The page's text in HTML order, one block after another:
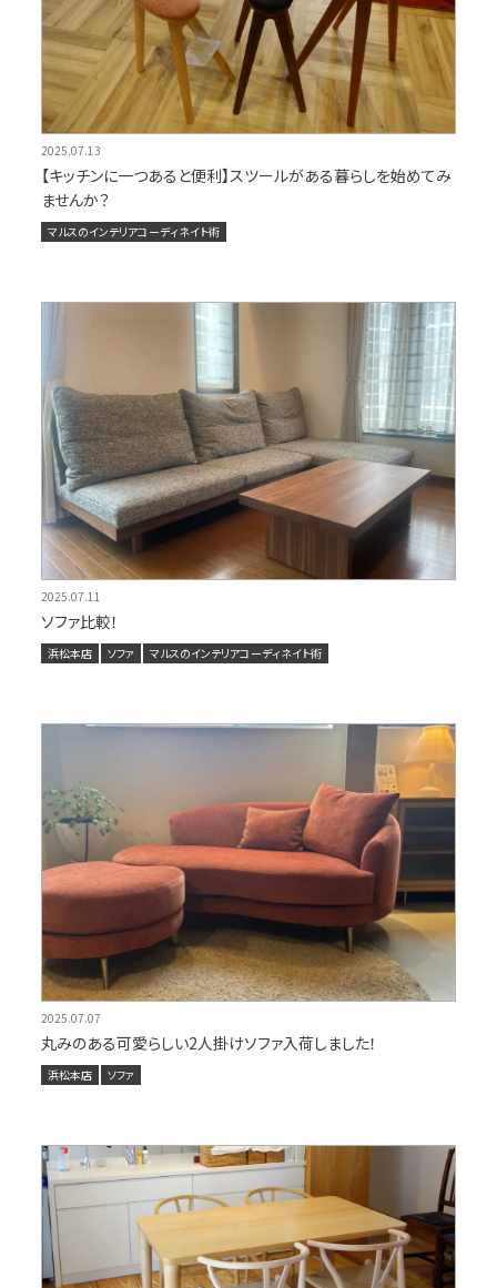
2025.07.13
【キッチンに一つあると便利】スツールがある暮らしを始めてみ
ませんか？
マルスのインテリアコーディネイト術
2025.07.11
ソファ比較！
浜松本店 ソファ マルスのインテリアコーディネイト術
2025.07.07
丸みのある可愛らしい2人掛けソファ入荷しました！
浜松本店 ソファ